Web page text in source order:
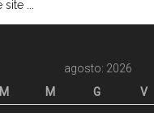
agosto: 2026
M M G V